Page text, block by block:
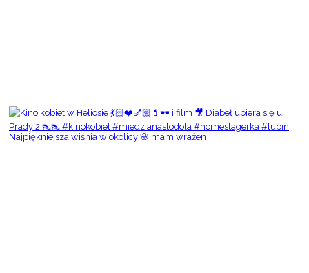
Najpiękniejsza wiśnia w okolicy 🌸 mam wrażen